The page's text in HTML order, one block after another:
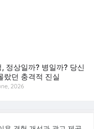
, 정상일까? 병일까? 당신
랐던 충격적 진실
2026
비스. All rights reserved.